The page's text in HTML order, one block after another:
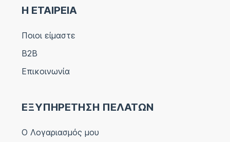
Η ΕΤΑΙΡΕΙΑ
Ποιοι είμαστε
B2B
Επικοινωνία
ΕΞΥΠΗΡΕΤΗΣΗ ΠΕΛΑΤΩΝ
Ο Λογαριασμός μου